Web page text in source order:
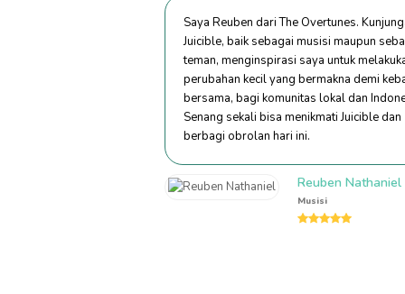
Saya Reuben dari The Overtunes.
Juicible, baik sebagai musisi maupun
teman, menginspirasi saya untuk
perubahan kecil yang bermakna demi
bersama, bagi komunitas lokal dan
Senang sekali bisa menikmati Juicible dan
berbagi obrolan hari ini.
Reuben Nathaniel
Musisi
Rating: